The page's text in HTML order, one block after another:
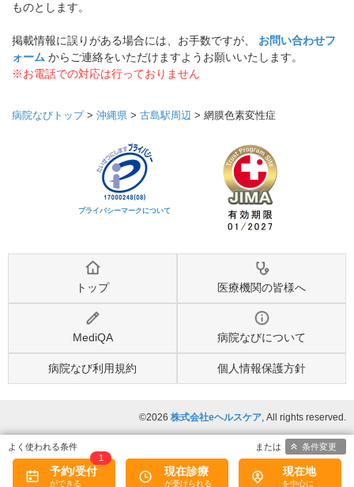
ものとします。
掲載情報に誤りがある場合には、お手数ですが、 お問い合わせフ
ォーム からご連絡をいただけますようお願いいたします。
※お電話での対応は行っておりません
病院なびトップ> 沖縄県 > 古島駅周辺 > 網膜色素変性症
プライバシーマークについて
トップ 医療機関の皆様へ
MediQA 病院なびについて
病院なび利用規約 個人情報保護方針
©2026 株式会社eヘルスケア, All rights reserved.
予約/受付
1
現在診療 現在地
条件変更